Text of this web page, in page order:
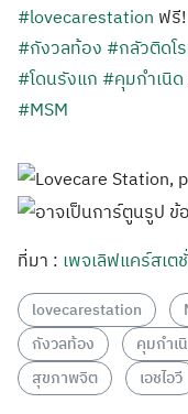
#lovecarestation ฟรี
#กังวลท้อง #กลัวติดโ
#โดนรังแก #คุมกำเนิด
#MSM
ที่มา : เพจเลิฟแคร์สเต
lovecarestation
กังวลท้อง
คุมกำเ
สุขภาพจิต
เอชไอวี